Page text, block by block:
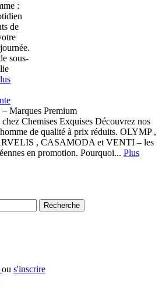
:
de
sous-
Marques Premium
Chemises Exquises Découvrez nos
de qualité à prix réduits. OLYMP ,
, CASAMODA et VENTI – les
en promotion. Pourquoi... Plus
Recherche
ou s'inscrire